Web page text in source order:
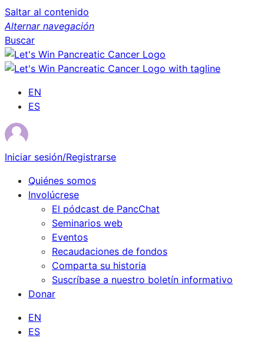
Saltar al contenido
Alternar navegación
Buscar
EN
ES
Iniciar sesión/Registrarse
Quiénes somos
Involúcrese
El pódcast de PancChat
Seminarios web
Eventos
Recaudaciones de fondos
Comparta su historia
Suscríbase a nuestro boletín informativo
Donar
EN
ES